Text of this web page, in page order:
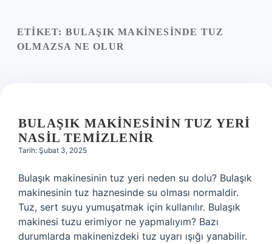
Yasal Uyarı
ETIKET: BULAŞIK MAKINESINDE TUZ
OLMAZSA NE OLUR
BULAŞIK MAKINESININ TUZ YERI
NASIL TEMIZLENIR
Tarih: Şubat 3, 2025
Bulaşık makinesinin tuz yeri neden su dolu? Bulaşık
makinesinin tuz haznesinde su olması normaldir.
Tuz, sert suyu yumuşatmak için kullanılır. Bulaşık
makinesi tuzu erimiyor ne yapmalıyım? Bazı
durumlarda makinenizdeki tuz uyarı ışığı yanabilir.